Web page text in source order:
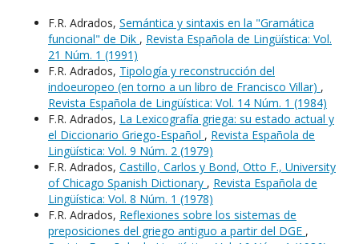
F.R. Adrados, Semántica y sintaxis en la "Gramática
funcional" de Dik , Revista Española de Lingüística: Vol.
21 Núm. 1 (1991)
F.R. Adrados, Tipología y reconstrucción del
indoeuropeo (en torno a un libro de Francisco Villar) ,
Revista Española de Lingüística: Vol. 14 Núm. 1 (1984)
F.R. Adrados, La Lexicografía griega: su estado actual y
el Diccionario Griego-Español , Revista Española de
Lingüística: Vol. 9 Núm. 2 (1979)
F.R. Adrados, Castillo, Carlos y Bond, Otto F., University
of Chicago Spanish Dictionary , Revista Española de
Lingüística: Vol. 8 Núm. 1 (1978)
F.R. Adrados, Reflexiones sobre los sistemas de
preposiciones del griego antiguo a partir del DGE ,